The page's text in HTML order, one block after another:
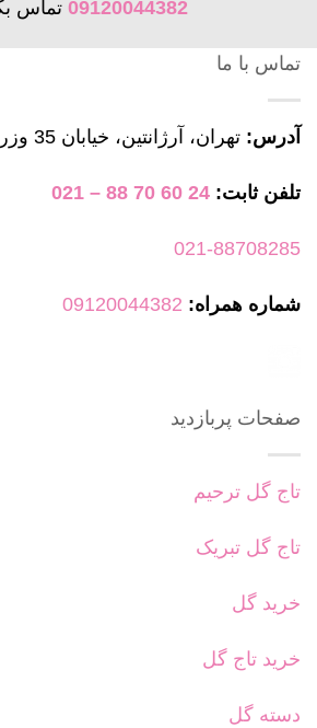
09120044382 تماس
تماس با ما
آدرس: تهران، آرژانتین، خیابان 35 وزرا
تلفن ثابت: 24 60 70 88 – 021
021-88708285
شماره همراه: 09120044382
صفحات پربازدید
تاج گل ترحیم
تاج گل تبریک
خرید گل
خرید تاج گل
دسته گل